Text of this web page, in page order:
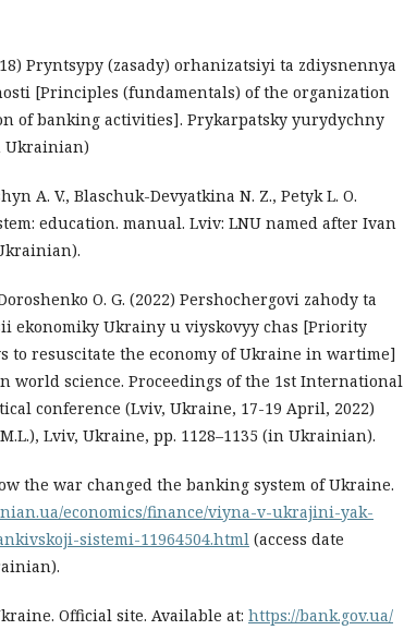
Pryntsypy (zasady) orhanizatsiyi ta zdiysnennya
[Principles (fundamentals) of the organization
of banking activities]. Prykarpatsky yurydychny
Ukrainian)
A. V., Blaschuk-Devyatkina N. Z., Petyk L. O.
education. manual. Lviv: LNU named after Ivan
O. G. (2022) Pershochergovi zahody ta
ekonomiky Ukrainy u viyskovyy chas [Priority
to resuscitate the economy of Ukraine in wartime]
world science. Proceedings of the 1st International
conference (Lviv, Ukraine, 17-19 April, 2022)
Lviv, Ukraine, рр. 1128–1135 (in Ukrainian).
the war changed the banking system of Ukraine.
economics/finance/viyna-v-ukrajini-yak-
sistemi-11964504.html (access date
Official site. Available at: https://bank.gov.ua/